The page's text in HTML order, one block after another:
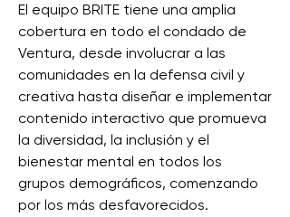
El equipo BRITE tiene una amplia
cobertura en todo el condado de
Ventura, desde involucrar a las
comunidades en la defensa civil y
creativa hasta diseñar e implementar
contenido interactivo que promueva
la diversidad, la inclusión y el
bienestar mental en todos los
grupos demográficos, comenzando
por los más desfavorecidos.